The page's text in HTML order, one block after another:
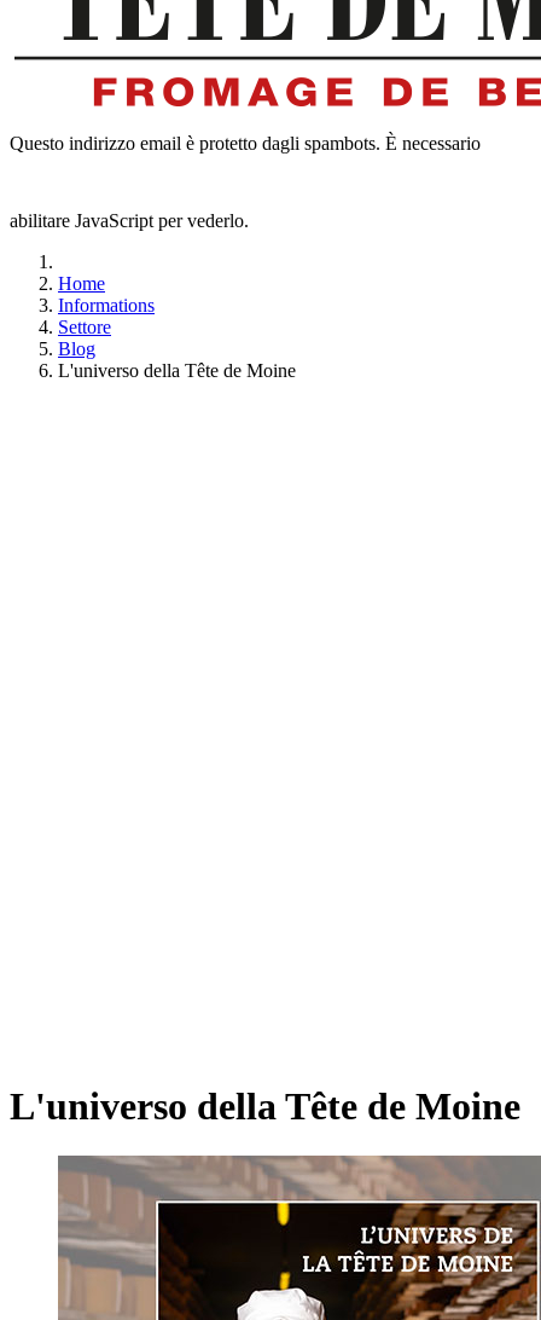
Questo indirizzo email è protetto dagli spambots. È necessario
abilitare JavaScript per vederlo.
Home
Informations
Settore
Blog
L'universo della Tête de Moine
L'universo della Tête de Moine